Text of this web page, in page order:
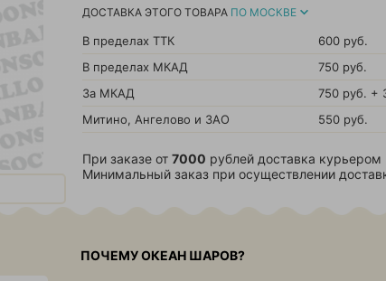
ДОСТАВКА ЭТОГО ТОВАРА ПО МОСКВЕ
В пределах ТТК 600 руб.
В пределах МКАД
750 руб.
За МКАД
750 руб. +
Митино, Ангелово и ЗАО
550 руб.
При заказе от 7000 рублей доставка
Минимальный заказ при осуществлении
ПОЧЕМУ ОКЕАН ШАРОВ?